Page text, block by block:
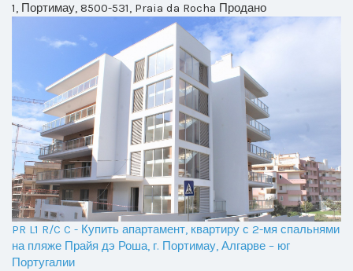
1, Портимау, 8500-531, Praia da Rocha Продано
PR L1 R/C C - Купить апартамент, квартиру с 2-мя спальнями
на пляже Прайя дэ Роша, г. Портимау, Алгарве – юг
Португалии